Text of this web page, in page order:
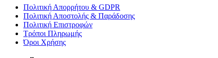
Πολιτική Απορρήτου & GDPR
Πολιτική Αποστολής & Παράδοσης
Πολιτική Επιστροφών
Τρόποι Πληρωμής
Όροι Χρήσης